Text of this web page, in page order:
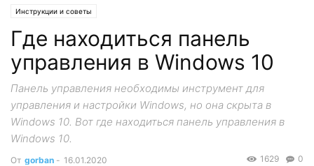
Инструкции и советы
Где находиться панель
управления в Windows 10
Панель управления необходимы инструмент для
управления и настройки Windows, но она скрыта в
Windows 10. Вот где находиться панель управления в
Windows 10.
От gorban - 16.01.2020 0
1629